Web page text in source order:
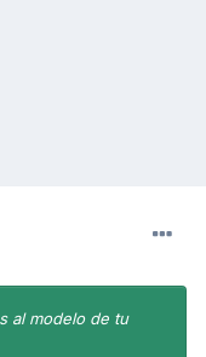
al modelo de tu